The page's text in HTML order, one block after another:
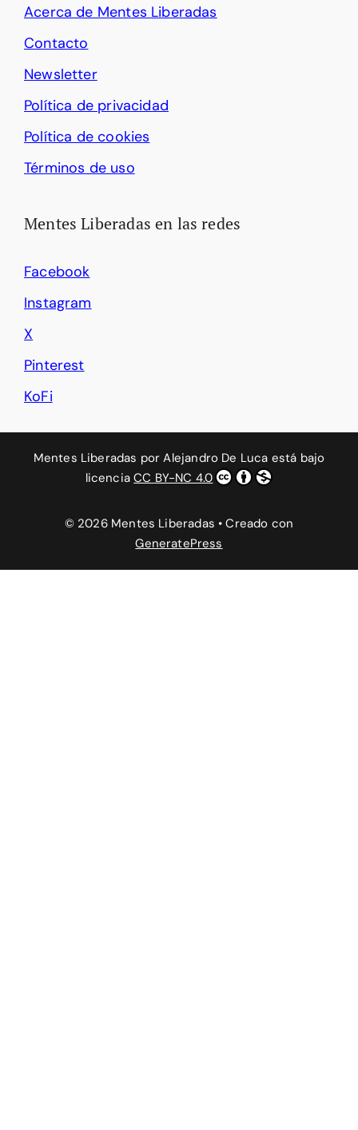
Acerca de Mentes Liberadas
Contacto
Newsletter
Política de privacidad
Política de cookies
Términos de uso
Mentes Liberadas en las redes
Facebook
Instagram
X
Pinterest
KoFi
Mentes Liberadas porAlejandro De Luca está bajo
licenciaCC BY-NC 4.0
© 2026 Mentes Liberadas • Creado con
GeneratePress